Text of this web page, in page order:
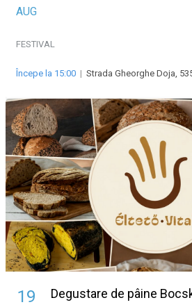
AUG
FESTIVAL
Începe la 15:00 | Strada Gheorghe Doja,
19 Degustare de pâine